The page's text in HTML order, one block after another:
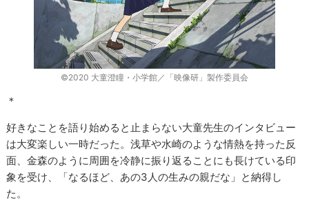
©2020 大童澄瞳・小学館／「映像研」製作委員会
＊
好きなことを語り始めると止まらない大童先生のインタビュー
は大変楽しい一時だった。浅草や水崎のような情熱を持った反
面、金森のように周囲を冷静に振り返ることにも長けている印
象を受け、「なるほど、あの3人の生みの親だな」と納得し
た。